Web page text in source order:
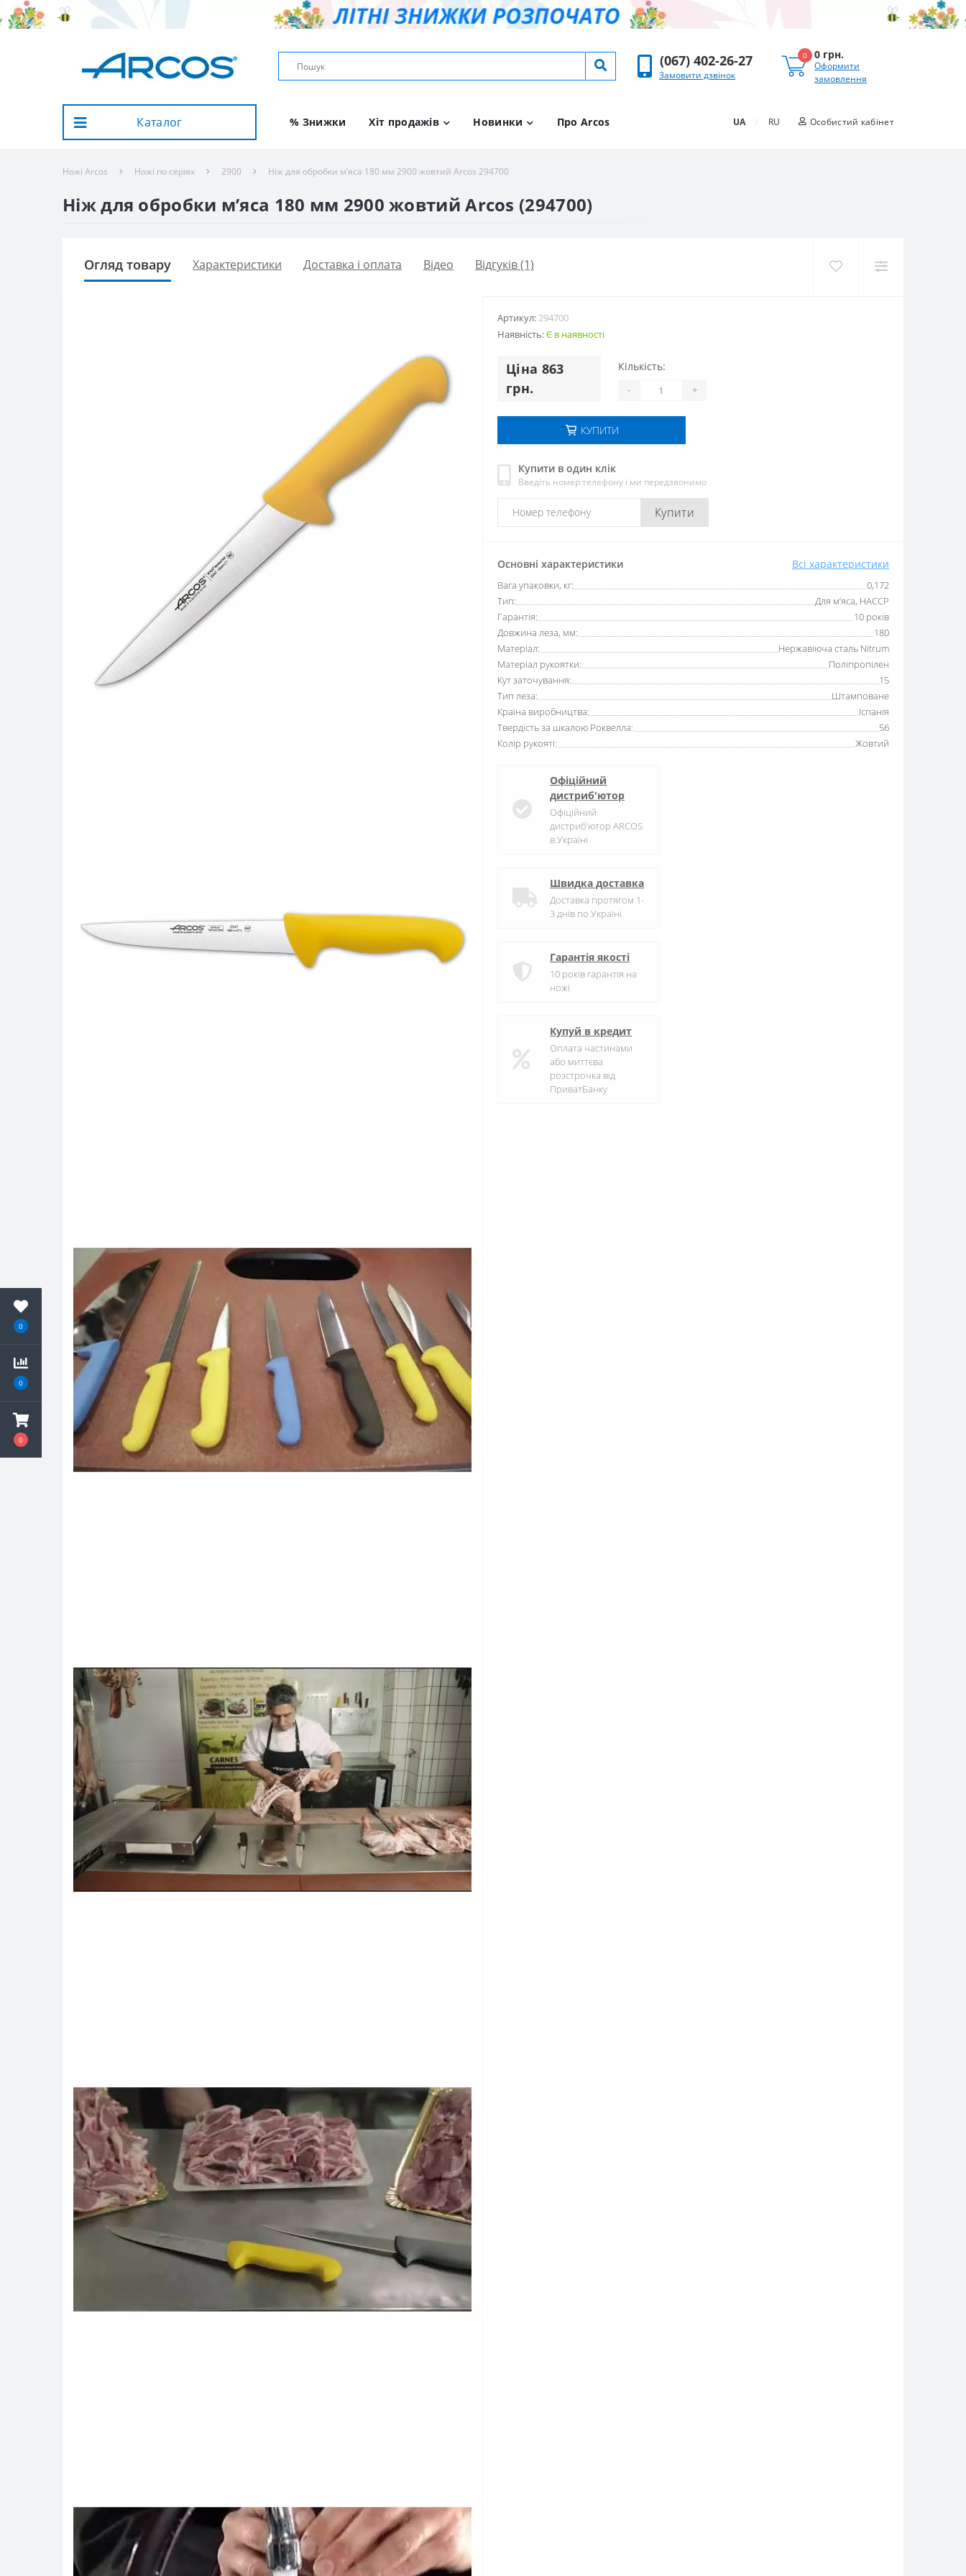
0
0
0
(067) 402-26-27
Замовити дзвінок
0 0 грн.
Оформити
замовлення
Каталог % Знижки Хіт продажів Новинки Про Arcos UA / RU Особистий кабінет
Ножі Arcos Ножі по серіях 2900 Ніж для обробки м’яса 180 мм 2900 жовтий Arcos 294700
Ніж для обробки м’яса 180 мм 2900 жовтий Arcos (294700)
Огляд товару Характеристики Доставка і оплата Вiдео Відгуків (1)
Артикул:294700
Наявність:Є в наявності
Цiна 863
грн.
Кількість:
- +
КУПИТИ
Купити в один клік
Введіть номер телефону і ми передзвонимо
Купити
Основні характеристики Всі характеристики
Вага упаковки, кг:
0,172
Тип:
Для м’яса, HACCP
Гарантія:
10 років
Довжина леза, мм:
180
Матеріал:
Нержавіюча сталь Nitrum
Матеріал рукоятки:
Поліпропілен
Кут заточування:
15
Тип леза:
Штамповане
Країна виробництва:
Іспанія
Твердість за шкалою Роквелла:
56
Колір рукояті:
Жовтий
Офіційний
дистриб'ютор
Офіційний
дистриб'ютор ARCOS
в Україні
Швидка доставка
Доставка протягом 1-
3 днів по Україні
Гарантія якості
10 років гарантія на
ножі
Купуй в кредит
Оплата частинами
або миттєва
розстрочка від
ПриватБанку